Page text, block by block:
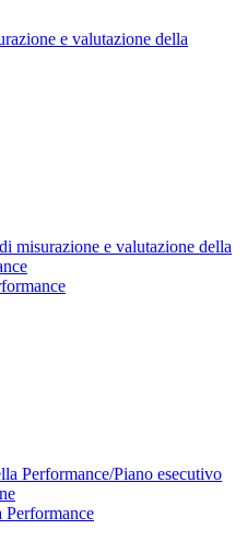
e valutazione della
misurazione e valutazione della
Performance/Piano esecutivo
Performance